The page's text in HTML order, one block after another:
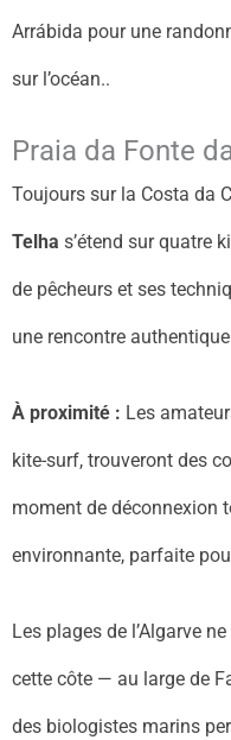
Arrábida pour une
sur l’océan..
Praia da Fonte
Toujours sur la Costa da
Telha s’étend sur quatre
de pêcheurs et ses
une rencontre
À proximité : Les
kite-surf, trouveront des
moment de déconnexion
environnante, parfaite
Les plages de l’Algarve
cette côte — au large de
des biologistes marins